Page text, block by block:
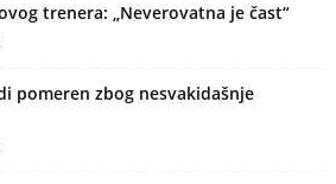
trenera: „Neverovatna je čast“
pomeren zbog nesvakidašnje